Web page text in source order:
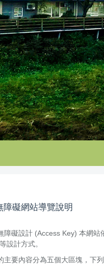
障礙網站導覽說明
障礙設計 (Access Key) 本網
設計方式。
主要內容分為五個大區塊，下